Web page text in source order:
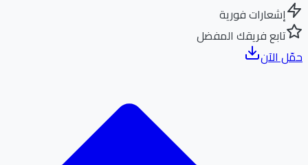
إشعارات فورية
تابع فريقك المفضل
الآن